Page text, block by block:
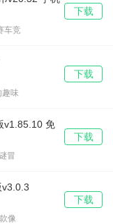
车竞
下载
味
下载
v1.85.10 免
冒
下载
像
下载